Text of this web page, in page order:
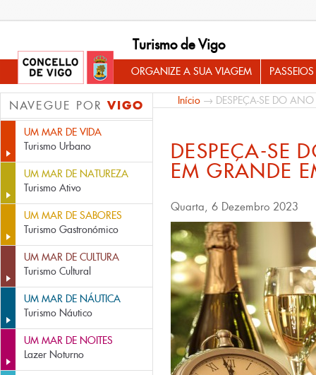
Turismo de Vigo
ORGANIZE A SUA VIAGEM
NAVEGUE POR VIGO
UM MAR DE VIDA
Turismo Urbano
UM MAR DE NATUREZA
Turismo Ativo
UM MAR DE SABORES
Turismo Gastronómico
UM MAR DE CULTURA
Turismo Cultural
UM MAR DE NÁUTICA
Turismo Náutico
UM MAR DE NOITES
Lazer Noturno
Início → DESPEÇA-SE DO
DESPEÇA-SE
EM GRANDE
Quarta, 6 Dezembro 2023